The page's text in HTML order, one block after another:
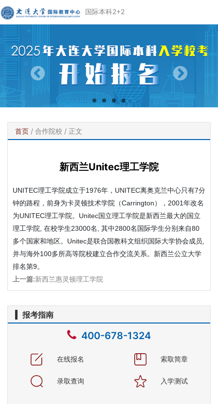
国际本科2+2
首页 / 合作院校 / 正文
新西兰Unitec理工学院
UNITEC理工学院成立于1976年，UNITEC离奥克兰中心只有7分
钟的路程，前身为卡灵顿技术学院（Carrington），2001年改名
为UNITEC理工学院。Unitec国立理工学院是新西兰最大的国立
理工学院, 在校学生23000名, 其中2800名国际学生分别来自80
多个国家和地区。Unitec是联合国教科文组织国际大学协会成员,
并与海外100多所高等院校建立合作交流关系。新西兰公立大学
排名第9。
上一篇:新西兰惠灵顿理工学院
报考指南
400-678-1324
在线报名 索取简章
录取查询 入学测试